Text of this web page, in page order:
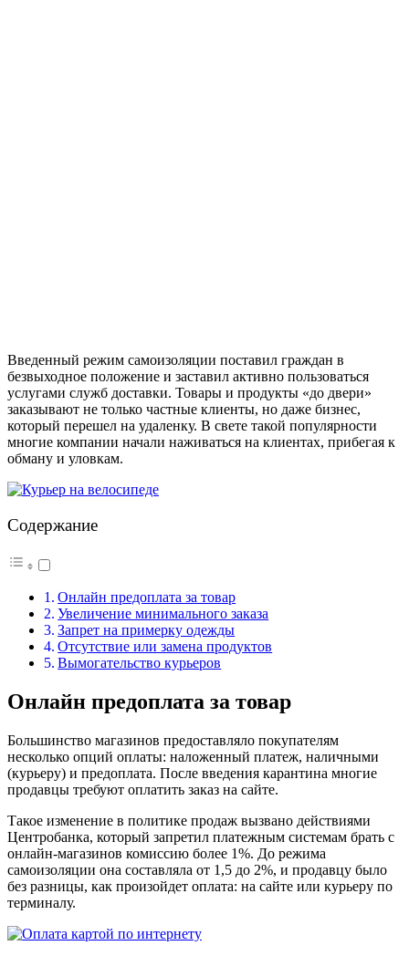
Введенный режим самоизоляции поставил граждан в
безвыходное положение и заставил активно пользоваться
услугами служб доставки. Товары и продукты «до двери»
заказывают не только частные клиенты, но даже бизнес,
который перешел на удаленку. В свете такой популярности
многие компании начали наживаться на клиентах, прибегая к
обману и уловкам.
Содержание
Онлайн предоплата за товар
Увеличение минимального заказа
Запрет на примерку одежды
Отсутствие или замена продуктов
Вымогательство курьеров
Онлайн предоплата за товар
Большинство магазинов предоставляло покупателям
несколько опций оплаты: наложенный платеж, наличными
(курьеру) и предоплата. После введения карантина многие
продавцы требуют оплатить заказ на сайте.
Такое изменение в политике продаж вызвано действиями
Центробанка, который запретил платежным системам брать с
онлайн-магазинов комиссию более 1%. До режима
самоизоляции она составляла от 1,5 до 2%, и продавцу было
без разницы, как произойдет оплата: на сайте или курьеру по
терминалу.